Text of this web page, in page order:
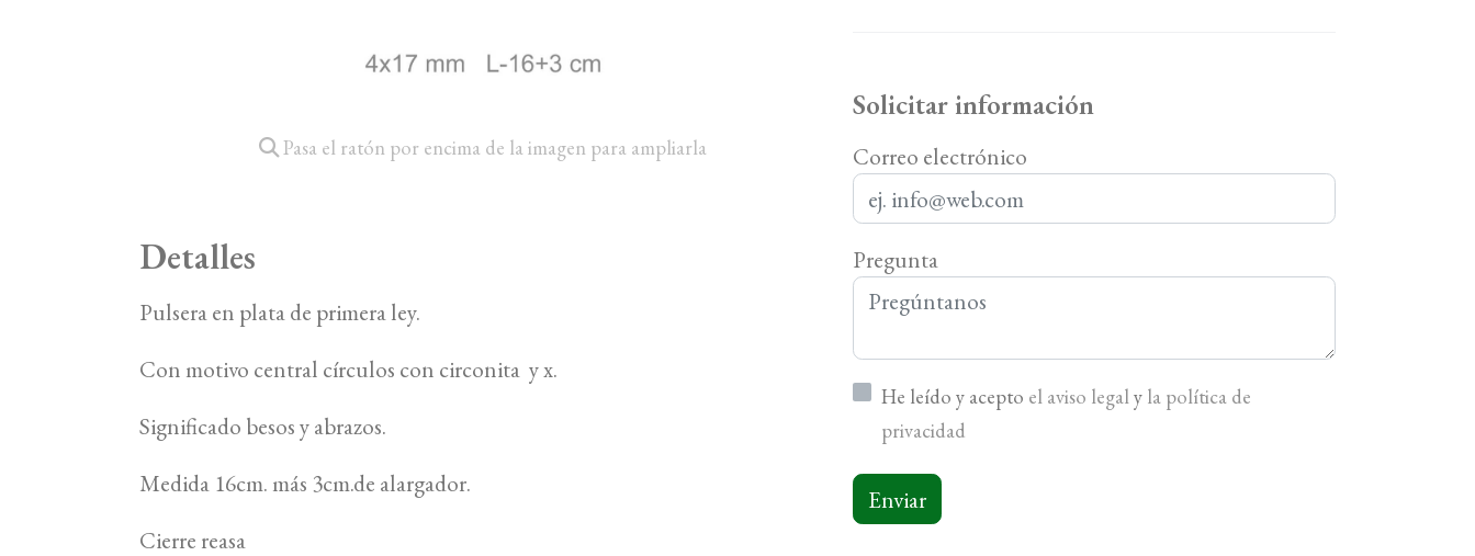
Pasa el ratón por encima de la imagen para ampliarla
Detalles
Pulsera en plata de primera ley.
Con motivo central círculos con circonita y x.
Significado besos y abrazos.
Medida 16cm. más 3cm.de alargador.
Cierre reasa
Solicitar información
Correo electrónico
Pregunta
He leído y acepto el aviso legaly la política de
privacidad
Enviar